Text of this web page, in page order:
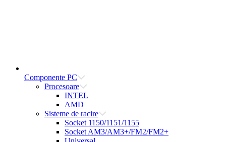
Componente PC
Procesoare
INTEL
AMD
Sisteme de racire
Socket 1150/1151/1155
Socket AM3/AM3+/FM2/FM2+